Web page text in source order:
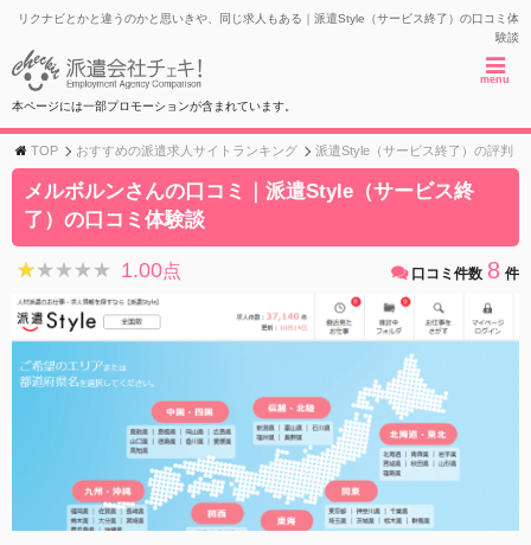
リクナビとかと違うのかと思いきや、同じ求人もある｜派遣Style（サービス終了）の口コミ体
験談
menu
本ページには一部プロモーションが含まれています。
TOP おすすめの派遣求人サイトランキング 派遣Style（サービス終了）の評判
メルボルンさんの口コミ｜派遣Style（サービス終
了）の口コミ体験談
★★★★★
★★★★★ 1.00点 口コミ件数 8 件